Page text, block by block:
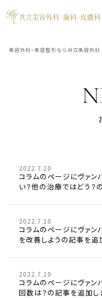
美容外科・美容整形なら共立美容外科
2022.7.10
コラムのページにヴァン
い？他の治療ではどう？
2022.7.10
コラムのページにヴァン
を改善しようの記事を追
2022.7.10
コラムのページにヴァン
回数は？の記事を追加し